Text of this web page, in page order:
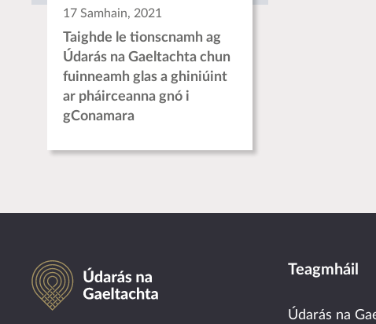
17 Samhain, 2021
Taighde le tionscnamh ag
Údarás na Gaeltachta chun
fuinneamh glas a ghiniúint
ar pháirceanna gnó i
gConamara
Údarás na Gaeltachta Teagmháil
Údarás na